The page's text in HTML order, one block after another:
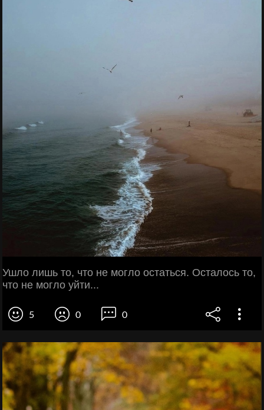
Ушло лишь то, что не могло остаться. Осталось то,
что не могло уйти...
5 0 0